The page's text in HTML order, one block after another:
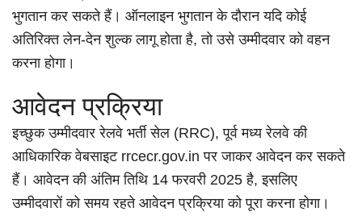
भुगतान कर सकते हैं। ऑनलाइन भुगतान के दौरान यदि कोई
अतिरिक्त लेन-देन शुल्क लागू होता है, तो उसे उम्मीदवार को वहन
करना होगा।
आवेदन प्रक्रिया
इच्छुक उम्मीदवार रेलवे भर्ती सेल (RRC), पूर्व मध्य रेलवे की
आधिकारिक वेबसाइट rrcecr.gov.in पर जाकर आवेदन कर सकते
हैं। आवेदन की अंतिम तिथि 14 फरवरी 2025 है, इसलिए
उम्मीदवारों को समय रहते आवेदन प्रक्रिया को पूरा करना होगा।